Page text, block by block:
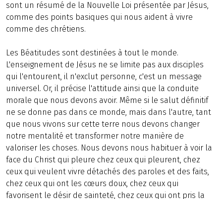
sont un résumé de la Nouvelle Loi présentée par Jésus,
comme des points basiques qui nous aident à vivre
comme des chrétiens.
Les Béatitudes sont destinées à tout le monde.
L'enseignement de Jésus ne se limite pas aux disciples
qui l'entourent, il n'exclut personne, c'est un message
universel. Or, il précise l'attitude ainsi que la conduite
morale que nous devons avoir. Même si le salut définitif
ne se donne pas dans ce monde, mais dans l'autre, tant
que nous vivons sur cette terre nous devons changer
notre mentalité et transformer notre manière de
valoriser les choses. Nous devons nous habituer à voir la
face du Christ qui pleure chez ceux qui pleurent, chez
ceux qui veulent vivre détachés des paroles et des faits,
chez ceux qui ont les cœurs doux, chez ceux qui
favorisent le désir de sainteté, chez ceux qui ont pris la